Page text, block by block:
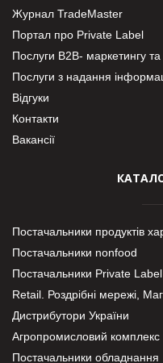
Журнал TradeMaster
Портал про Private Label
Послуги В2В- маркетингу та
Послуги з надання
Відгуки
Контакти
Вакансії
Постачальники продуктів
Постачальники nonfood
Постачальники Private Label
Retail. Роздрібні мережі,
Дистрибутори України
Агропромисловий комплекс
Постачальники обладнання